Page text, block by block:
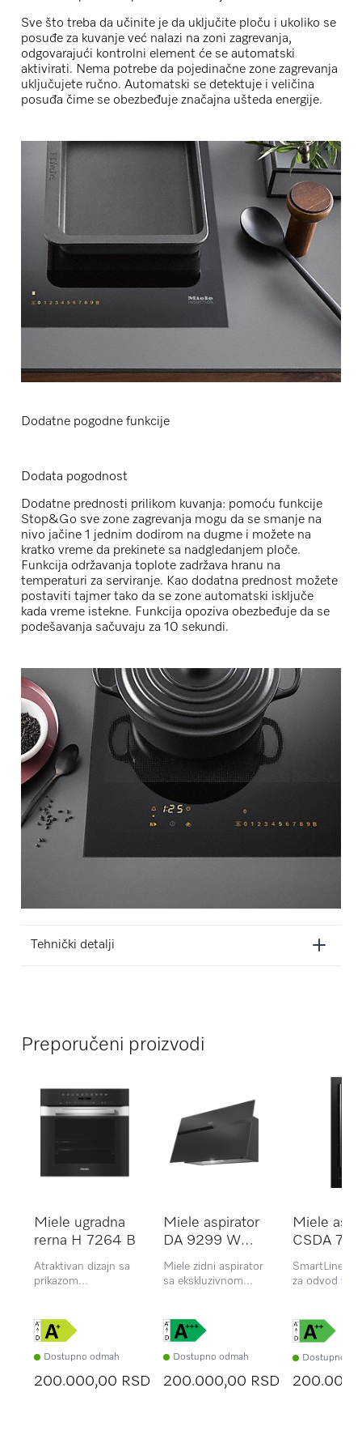
Sve što treba da učinite je da uključite ploču i ukoliko se
posuđe za kuvanje već nalazi na zoni zagrevanja,
odgovarajući kontrolni element će se automatski
aktivirati. Nema potrebe da pojedinačne zone zagrevanja
uključujete ručno. Automatski se detektuje i veličina
posuđa čime se obezbeđuje značajna ušteda energije.
Dodatne pogodne funkcije
Dodata pogodnost
Dodatne prednosti prilikom kuvanja: pomoću funkcije
Stop&Go sve zone zagrevanja mogu da se smanje na
nivo jačine 1 jednim dodirom na dugme i možete na
kratko vreme da prekinete sa nadgledanjem ploče.
Funkcija održavanja toplote zadržava hranu na
temperaturi za serviranje. Kao dodatna prednost možete
postaviti tajmer tako da se zone automatski isključe
kada vreme istekne. Funkcija opoziva obezbeđuje da se
podešavanja sačuvaju za 10 sekundi.
Tehnički detalji
Preporučeni proizvodi
Miele ugradna
rerna H 7264 B
Atraktivan dizajn sa
prikazom
završnom obradom
Dostupno odmah
200.000,00 RSD
Miele aspirator
DA 9299 W
Screen blbo
Miele zidni aspirator
sa ekskluzivnom
intuitivnim
SmartControl
upravljanjem
Dostupno odmah
200.000,00 RSD
Miele
CSDA
SmartLine
za odvod
Dostupno